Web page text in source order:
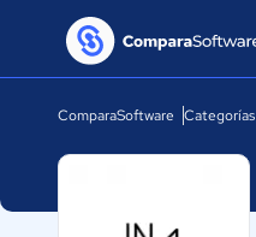
ComparaSoftware Categorías